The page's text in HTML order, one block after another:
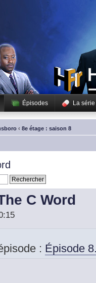
Épisodes La série
‹ 8e étage : saison 8
C Word
: Épisode